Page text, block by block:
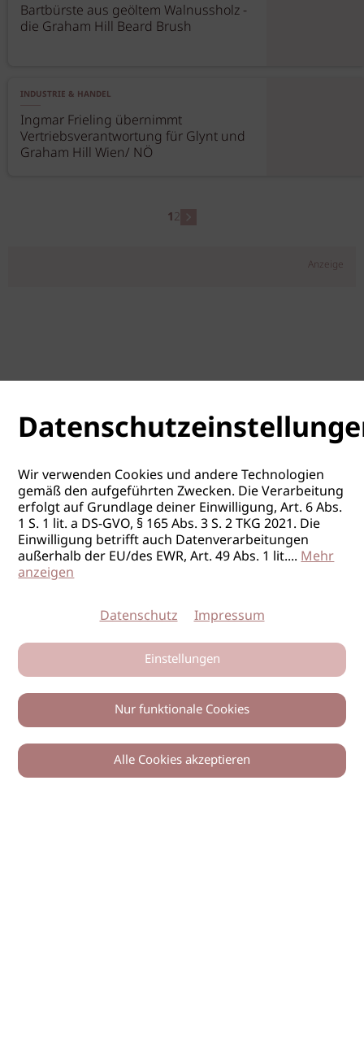
Bartbürste aus geöltem Walnussholz -
die Graham Hill Beard Brush
INDUSTRIE & HANDEL
Ingmar Frieling übernimmt
Vertriebsverantwortung für Glynt und
Graham Hill Wien/ NÖ
12
Anzeige
Wir verwenden Cookies und andere Technologien
gemäß den aufgeführten Zwecken. Die Verarbeitung
erfolgt auf Grundlage deiner Einwilligung, Art. 6 Abs.
1 S. 1 lit. a DS-GVO, § 165 Abs. 3 S. 2 TKG 2021. Die
Einwilligung betrifft auch Datenverarbeitungen
außerhalb der EU/des EWR, Art. 49 Abs. 1 lit....Mehr
anzeigen
Datenschutz Impressum
Einstellungen
Nur funktionale Cookies
Alle Cookies akzeptieren